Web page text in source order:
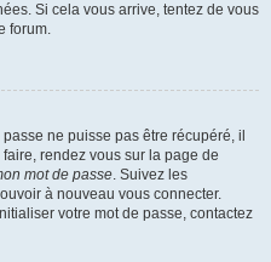
Si cela vous arrive, tentez de vous
forum.
ne puisse pas être récupéré, il
rendez vous sur la page de
mot de passe. Suivez les
à nouveau vous connecter.
votre mot de passe, contactez